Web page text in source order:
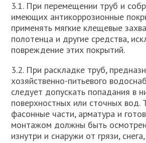
3.1. При перемещении труб и
имеющих антикоррозионные
применять мягкие клещевые
полотенца и другие средства,
повреждение этих покрытий.
3.2. При раскладке труб,
хозяйственно-питьевого
следует допускать попадания в
поверхностных или сточных вод.
фасонные части, арматура и
монтажом должны быть
изнутри и снаружи от грязи,